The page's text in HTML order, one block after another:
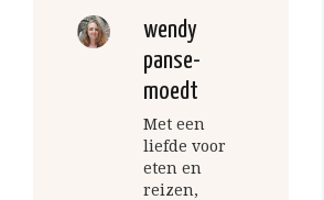
wendy
panse-
moedt
Met een
liefde voor
eten en
reizen,